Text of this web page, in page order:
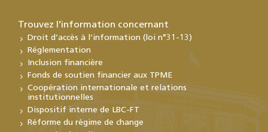
Trouvez l’information concernant
Droit d’accès à l’information (loi n°31-13)
Réglementation
Inclusion financière
Fonds de soutien financier aux TPME
Coopération internationale et relations
institutionnelles
Dispositif interne de LBC-FT
Réforme du régime de change